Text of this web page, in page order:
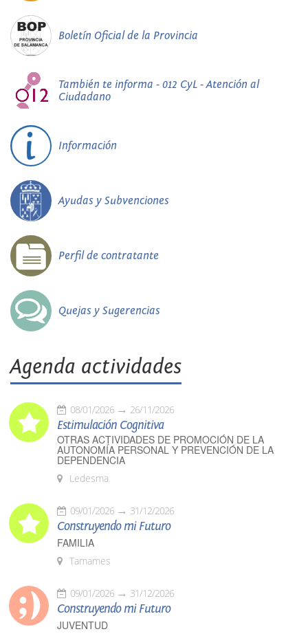
Boletín Oficial de la Provincia
También te informa - 012 CyL - Atención al
Ciudadano
Información
Ayudas y Subvenciones
Perfil de contratante
Quejas y Sugerencias
Agenda actividades
08/01/2026 26/11/2026
Estimulación Cognitiva
OTRAS ACTIVIDADES DE PROMOCIÓN DE LA
AUTONOMÍA PERSONAL Y PREVENCIÓN DE LA
DEPENDENCIA
Ledesma
09/01/2026 31/12/2026
Construyendo mi Futuro
FAMILIA
Tamames
09/01/2026 31/12/2026
Construyendo mi Futuro
JUVENTUD